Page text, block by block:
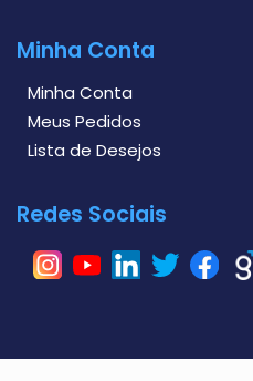
Minha Conta
Minha Conta
Meus Pedidos
Lista de Desejos
Redes Sociais
I
n
a
Y
u
i
e
T
t
F
b